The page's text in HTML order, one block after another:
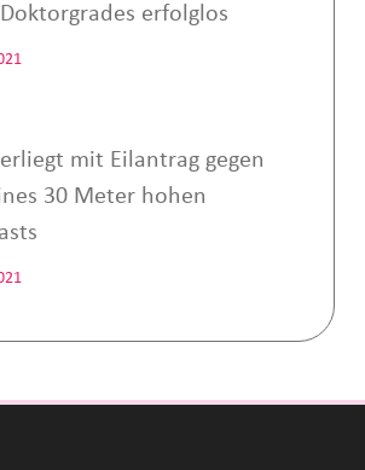
erfolglos
mit Eilantrag gegen
30 Meter hohen